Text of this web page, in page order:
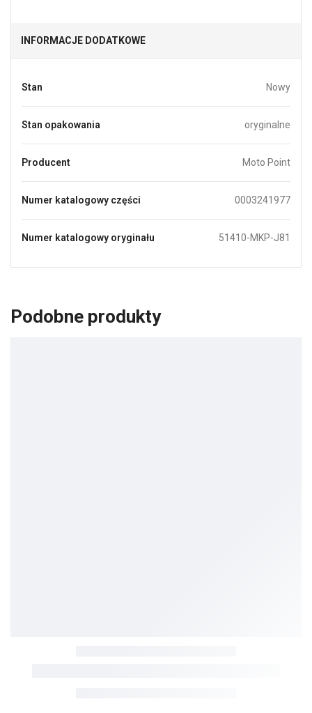
INFORMACJE DODATKOWE
Stan Nowy
Stan opakowania oryginalne
Producent Moto Point
Numer katalogowy części 0003241977
Numer katalogowy oryginału 51410-MKP-J81
Podobne produkty